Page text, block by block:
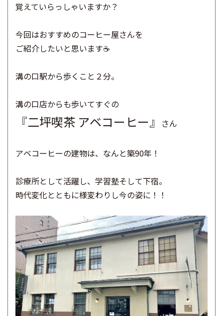
覚えていらっしゃいますか？
今回はおすすめのコーヒー屋さんを
ご紹介したいと思います☕
​溝の口駅から歩くこと２分。
溝の口店からも歩いてすぐの
『二坪喫茶 アベコーヒー』 さん
​アベコーヒーの建物は、なんと築90年！
診療所として活躍し、学習塾そして下宿。
時代変化とともに様変わりし今の姿に！！